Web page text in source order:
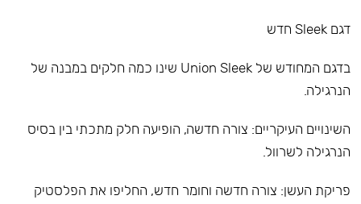
דגם Sleek חדש
בדגם המחודש של Union Sleek שינו כמה חלקים במבנה של
הנרגילה.
השינויים העיקריים: צורה חדשה, הופיעה חלק מתכתי בין בסיס
הנרגילה לשרוול.
פריקת העשן: צורה חדשה וחומר חדש, החליפו את הפלסטיק